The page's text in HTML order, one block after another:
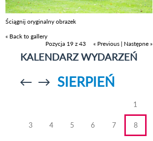
Ściągnij oryginalny obrazek
« Back to gallery
Pozycja 19 z 43
« Previous | Następne »
KALENDARZ WYDARZEŃ
Przejdź doPrzejdź do
SIERPIEŃ
1
3 4 5 6 7 8